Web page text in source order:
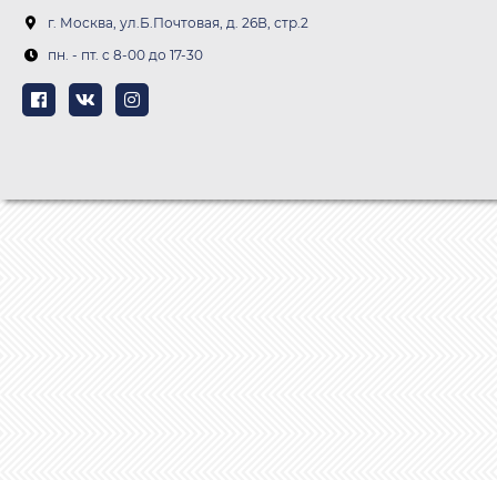
г. Москва, ул.Б.Почтовая, д. 26В, стр.2
пн. - пт. c 8-00 до 17-30